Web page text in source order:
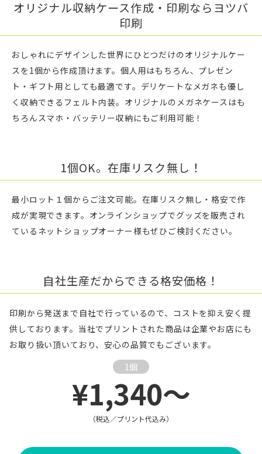
オリジナル収納ケース作成・印刷ならヨツバ
印刷
おしゃれにデザインした世界にひとつだけのオリジナルケー
スを1個から作成頂けます。個人用はもちろん、プレゼン
ト・ギフト用としても最適です。デリケートなメガネも優し
く収納できるフェルト内装。オリジナルのメガネケースはも
ちろんスマホ・バッテリー収納にもご利用可能！
1個OK。在庫リスク無し！
最小ロット１個からご注文可能。在庫リスク無し・格安で作
成が実現できます。オンラインショップでグッズを販売され
ているネットショップオーナー様もぜひご検討ください。
自社生産だからできる格安価格！
印刷から発送まで自社で行っているので、コストを抑え安く提
供しております。当社でプリントされた商品は企業やお店にも
お取り扱い頂いており、安心の品質でもございます。
1個
¥1,340～
（税込／プリント代込み）